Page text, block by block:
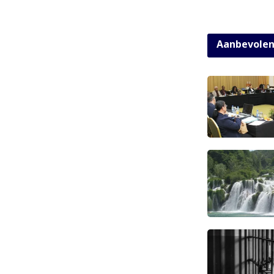
Aanbevolen